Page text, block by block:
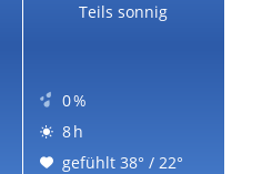
Teils sonnig
0 %
8 h
gefühlt 38° / 22°